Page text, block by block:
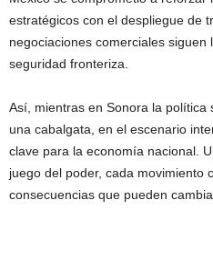
estratégicos con el despliegue de
negociaciones comerciales
seguridad fronteriza.
Así, mientras en Sonora la política
una cabalgata, en el escenario
clave para la economía nacional.
juego del poder, cada movimiento
consecuencias que pueden